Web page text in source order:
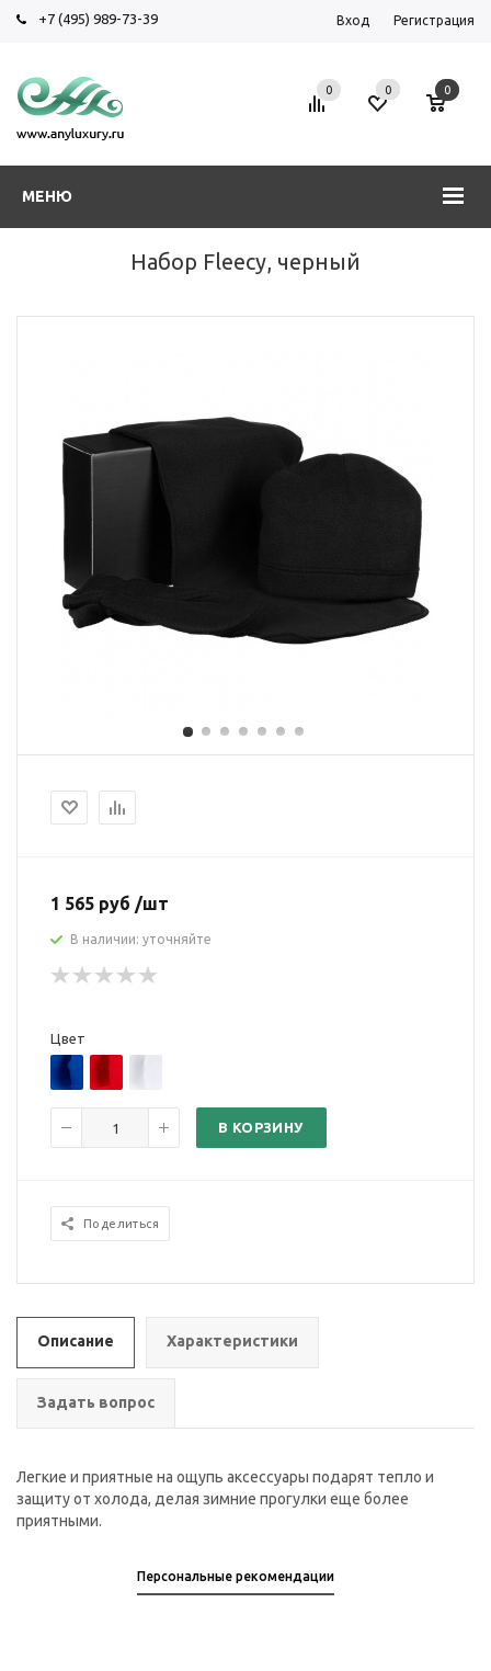
+7 (495) 989-73-39 Вход Регистрация
МЕНЮ
0 0 0
Набор Fleecy, черный
1 565 руб /шт
В наличии: уточняйте
Цвет
В КОРЗИНУ
Поделиться
Описание Характеристики
Задать вопрос
Легкие и приятные на ощупь аксессуары подарят тепло и
защиту от холода, делая зимние прогулки еще более
приятными.
Персональные рекомендации